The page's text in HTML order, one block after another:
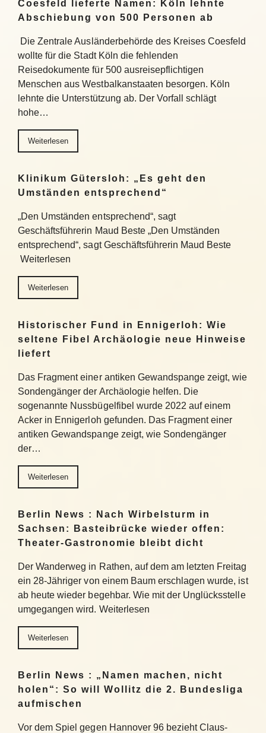
Coesfeld lieferte Namen: Köln lehnte
Abschiebung von 500 Personen ab
Die Zentrale Ausländerbehörde des Kreises Coesfeld
wollte für die Stadt Köln die fehlenden
Reisedokumente für 500 ausreisepflichtigen
Menschen aus Westbalkanstaaten besorgen. Köln
lehnte die Unterstützung ab. Der Vorfall schlägt
hohe…
Weiterlesen
Klinikum Gütersloh: „Es geht den
Umständen entsprechend“
„Den Umständen entsprechend“, sagt
Geschäftsführerin Maud Beste „Den Umständen
entsprechend“, sagt Geschäftsführerin Maud Beste
Weiterlesen
Weiterlesen
Historischer Fund in Ennigerloh: Wie
seltene Fibel Archäologie neue Hinweise
liefert
Das Fragment einer antiken Gewandspange zeigt, wie
Sondengänger der Archäologie helfen. Die
sogenannte Nussbügelfibel wurde 2022 auf einem
Acker in Ennigerloh gefunden. Das Fragment einer
antiken Gewandspange zeigt, wie Sondengänger
der…
Weiterlesen
Berlin News : Nach Wirbelsturm in
Sachsen: Basteibrücke wieder offen:
Theater-Gastronomie bleibt dicht
Der Wanderweg in Rathen, auf dem am letzten Freitag
ein 28-Jähriger von einem Baum erschlagen wurde, ist
ab heute wieder begehbar. Wie mit der Unglücksstelle
umgegangen wird. Weiterlesen
Weiterlesen
Berlin News : „Namen machen, nicht
holen“: So will Wollitz die 2. Bundesliga
aufmischen
Vor dem Spiel gegen Hannover 96 bezieht Claus-